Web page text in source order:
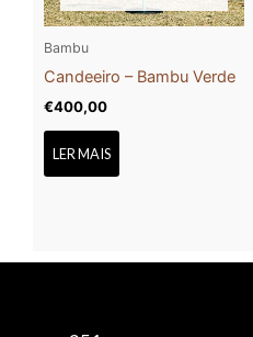
Bambu
Candeeiro – Bambu Verde
€400,00
LER MAIS